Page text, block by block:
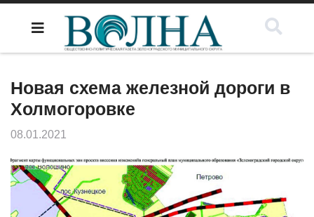
Новая схема железной дороги в
Холмогоровке
08.01.2021